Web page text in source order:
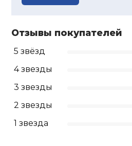
Отзывы покупателей
5 звёзд
4 звезды
3 звезды
2 звезды
1 звезда